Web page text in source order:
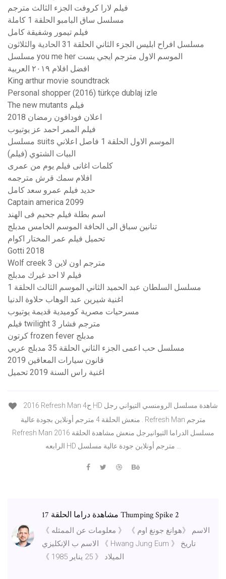
فيلم لارا كروفت الجزء الثالث مترجم
مسلسل ساق البامبو الحلقة 1 كاملة
فيلم تيمور وشفيقة كامل
مسلسل افراح ابليس الجزء الثاني الحلقة 31 الحادية والثلاثون
مسلسل you me her الموسم الاول مترجم ايجي بست
افضل افلام ٢٠١٩ العربية
King arthur movie soundtrack
Personal shopper (2016) türkçe dublaj izle
The new mutants فيلم
اعلان فودافون رمضان 2018
فيلم الممر احمد عز يوتيوب
مسلسل suits الموسم الاول الحلقة 1 فاصل اعلاني
البيات الشتوي (فيلم)
كلمات اغانى فيلم يوم من عمرى
افلام سمك قرش مترجمه
حديد فيلم عمرو سعد كامل
Captain america 2099
اسم بطلة فيلم جحيم فى الهند
تنانين سباق الى الحافة الموسم الخامس مدبلج
تحميل فيلم عمر المختار اكوام
Gotti 2018
Wolf creek 3 مترجم اون لاين
فيلم لا احد غيرك مدبلج
مسلسل السلطان عبد الحميد الثاني الموسم الثالث الحلقة 1
اغنية شيرين عبد الوهاب حلاوة الدنيا
مسرحيات مصرية كوميدية قديمة يوتيوب
فيلم twilight 3 مترجم فشار
كرتون frozen fever مدبلج
مسلسل حب اعمى الجزء الثاني الحلقة 35 مدبلج عربي
قانون سيارات المعاقين 2019
اغنية راس السنة 2019 تحميل
2016 Refresh Man ح4 HD شاهدة مسلسل الرومنسي التيواني رجل
منعش الحلقة 4 مترجم أونلاين بجودة عالية . Refresh Man مترجم
Refresh Man 2016 مسلسل الدراما التيوانيرجل منعش مشاهدة الحلقة
مشاهدة دراما الحلقة 17 Thumping Spike 2
الاسم 《هوانغ جونغ اوم 》 《 معلومات عن الممثله 》
الاسم ب الإنكليزي 《 Hwang Jung Eum 》 تاريخ
الميلاد 《 25 يناير 1985 》